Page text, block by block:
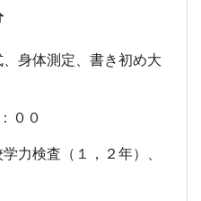
身体測定、書き初め大
０
力検査（１，２年）、